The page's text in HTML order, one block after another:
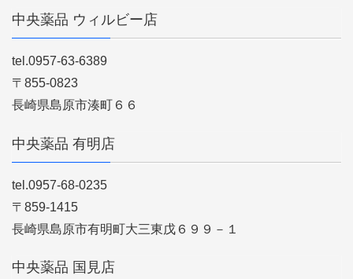
中央薬品 ウィルビー店
tel.0957-63-6389
〒855-0823
長崎県島原市湊町６６
中央薬品 有明店
tel.0957-68-0235
〒859-1415
長崎県島原市有明町大三東戊６９９－１
中央薬品 国見店